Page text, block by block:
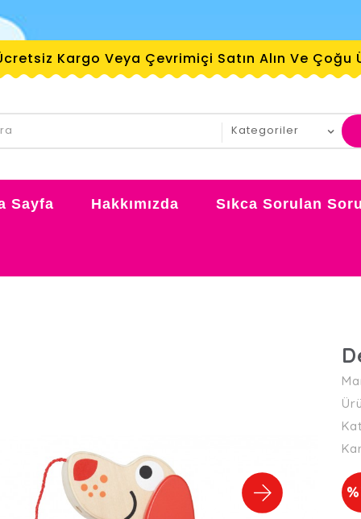
Kargo Veya Çevrimiçi Satın Alın Ve
Sayfa Hakkımızda Sıkca Sorulan